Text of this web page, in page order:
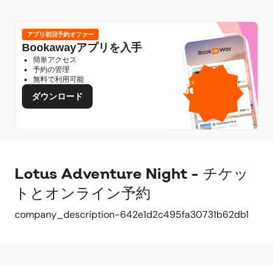
1GB
無料モバイルデータ
アプリ初回予約オファー
Bookawayアプリを入手
簡単アクセス
予約の管理
無料で利用可能
ダウンロード
Lotus Adventure Night - チケッ
トとオンライン予約
company_description-642e1d2c495fa30731b62db1